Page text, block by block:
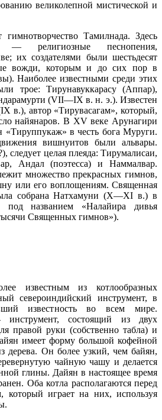
великолепной мистической и
гимнотворчество Тамилнада. Здесь
— религиозные песнопения,
их создателями были шестьдесят
вожди, которым и до сих пор в
Наиболее известными среди этих
трое: Тирунавуккарасу (Аппар),
(VII—IX в. н. э.). Известен
в.), автор «Тирувасагам», который,
найянаров. В XV веке Арунагири
«Тируппукаж» в честь бога Муруги.
вишнуитов были альвары.
следует целая плеяда: Тирумалисаи,
Андал (поэтесса) и Наммалвар.
множество прекрасных гимнов,
или его воплощениям. Священная
собрана Натхамуни (X—XI в.) в
под названием «Налайира дивья
Священных гимнов»).
известным из котлообразных
североиндийский инструмент, в
известность во всем мире.
состоящий из двух
правой руки (собственно табла) и
имеет форму большой кофейной
дерева. Он более узкий, чем байян,
чайную чашу и делается
глины. Дайян в настоящее время
Оба котла располагаются перед
который играет на них, используя